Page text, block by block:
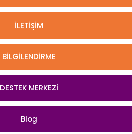
İLETİŞİM
BİLGİLENDİRME
DESTEK MERKEZİ
Blog